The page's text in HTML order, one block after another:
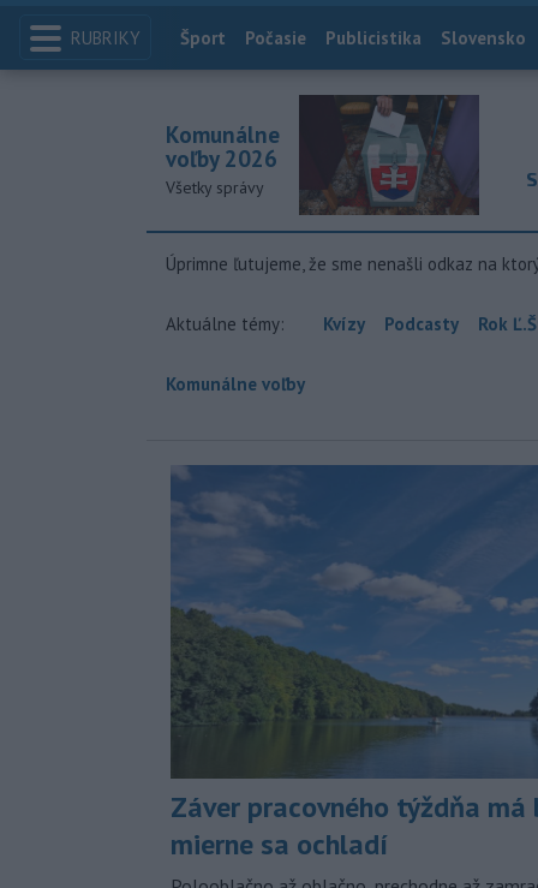
RUBRIKY Index
Šport Počasie Publicistika Slovensko
Komunálne
voľby 2026
Všetky správy
Úprimne ľutujeme, že sme nenašli odkaz na
Aktuálne témy: Kvízy Podcasty Rok
Komunálne voľby
Záver pracovného týždňa má
mierne sa ochladí